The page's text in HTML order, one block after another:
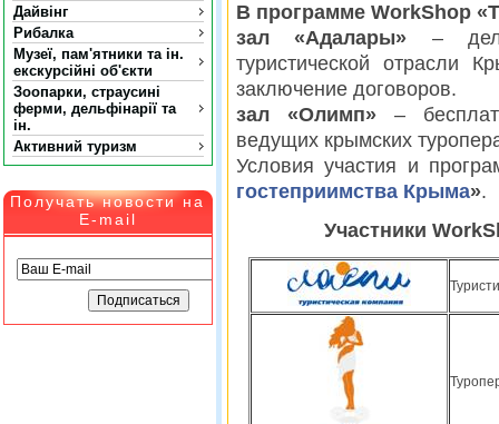
Дайвінг
Рибалка
Музеї, пам'ятники та ін.
екскурсійні об'єкти
Зоопарки, страусині
ферми, дельфінарії та
ін.
Активний туризм
Получать новости на
E-mail
В программе WorkShop
зал «Адалары» –
туристической отрасли
заключение договоров.
зал «Олимп» –
ведущих крымских
Условия участия и
гостеприимства Крыма».
Участники